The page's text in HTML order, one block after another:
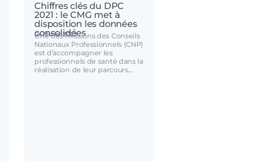
Chiffres clés du DPC
2021 : le CMG met à
disposition les données
consolidées
04 février 2022
Une des missions des Conseils
Nationaux Professionnels (CNP)
est d’accompagner les
professionnels de santé dans la
réalisation de leur parcours…